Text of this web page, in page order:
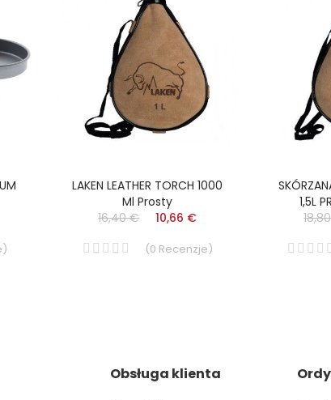
)
LAKEN LEATHER TORCH 1000
Ml Prosty
16,40 €
10,66 €
(0 Recenzje)
1,5L
Obsługa klienta